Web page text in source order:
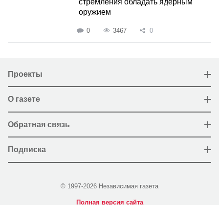
стремления обладать ядерным
оружием
0 3467 0
Проекты
О газете
Обратная связь
Подписка
© 1997-2026 Независимая газета
Полная версия сайта